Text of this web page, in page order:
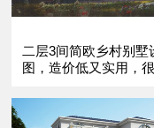
二层3间简欧乡村别墅
图，造价低又实用，